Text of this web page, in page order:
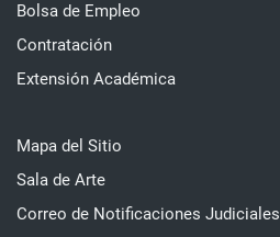
Bolsa de Empleo
Contratación
Extensión Académica
Mapa del Sitio
Sala de Arte
Correo de Notificaciones Judiciales